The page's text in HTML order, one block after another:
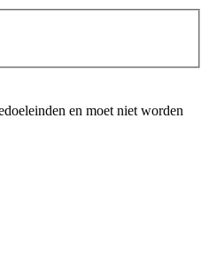
en moet niet worden